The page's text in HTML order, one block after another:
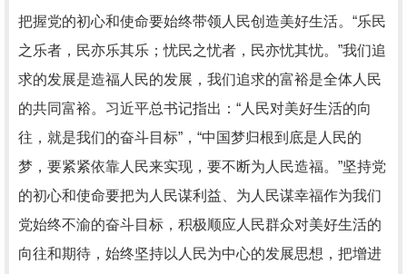
把握党的初心和使命要始终带领人民创造美好生活。“乐民
之乐者，民亦乐其乐；忧民之忧者，民亦忧其忧。”我们追
求的发展是造福人民的发展，我们追求的富裕是全体人民
的共同富裕。习近平总书记指出：“人民对美好生活的向
往，就是我们的奋斗目标”，“中国梦归根到底是人民的
梦，要紧紧依靠人民来实现，要不断为人民造福。”坚持党
的初心和使命要把为人民谋利益、为人民谋幸福作为我们
党始终不渝的奋斗目标，积极顺应人民群众对美好生活的
向往和期待，始终坚持以人民为中心的发展思想，把增进